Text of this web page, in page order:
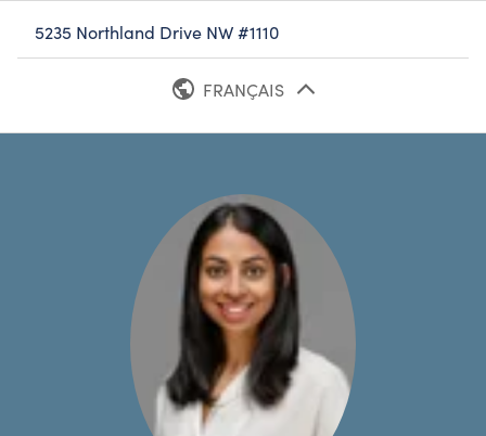
5235 Northland Drive NW #1110
FRANÇAIS
ANGLAIS